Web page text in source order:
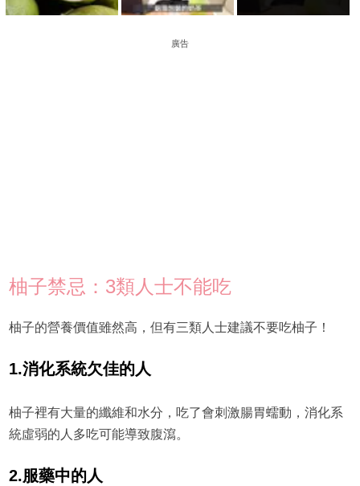
廣告
柚子禁忌：3類人士不能吃
柚子的營養價值雖然高，但有三類人士建議不要吃柚子！
1.消化系統欠佳的人
柚子裡有大量的纖維和水分，吃了會刺激腸胃蠕動，消化系
統虛弱的人多吃可能導致腹瀉。
2.服藥中的人